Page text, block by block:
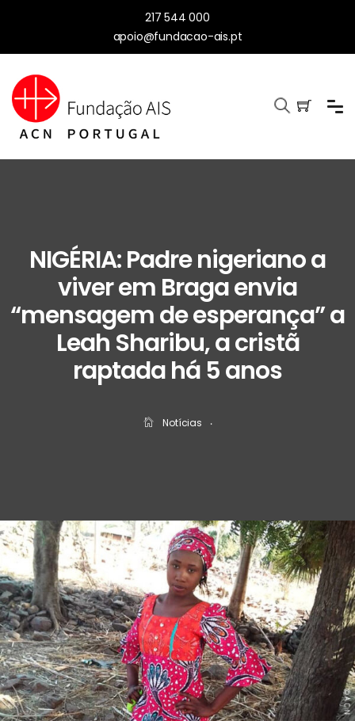
217 544 000
apoio@fundacao-ais.pt
NIGÉRIA: Padre nigeriano a
viver em Braga envia
“mensagem de esperança” a
Leah Sharibu, a cristã
raptada há 5 anos
Notícias ‧